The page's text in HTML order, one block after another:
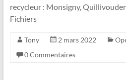
recycleur : Monsigny,
Fichiers
Tony 2 mars 2022
0 Commentaires